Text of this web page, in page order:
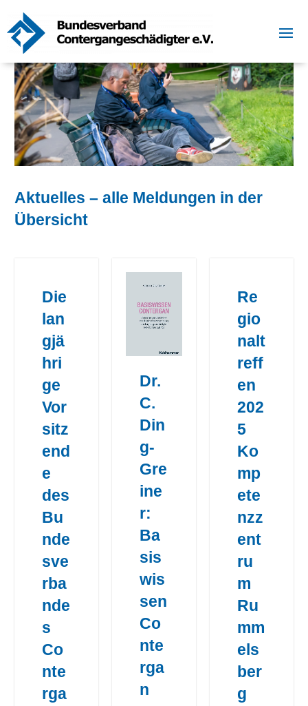
Aktuelles – alle Meldungen in der
Übersicht
Die
lan
gjä
hri
ge
Vor
sitz
end
e
des
Bu
nde
sve
rba
nde
s
Co
nte
rga
Dr.
C.
Din
g-
Gre
ine
r:
Ba
sis
wis
sen
Co
nte
rga
n
Re
gio
nalt
reff
en
202
5
Ko
mp
ete
nzz
ent
ru
m
Ru
mm
els
ber
g